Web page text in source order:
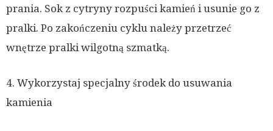
prania. Sok z cytryny rozpuści kamień i usunie go z
pralki. Po zakończeniu cyklu należy przetrzeć
wnętrze pralki wilgotną szmatką.
4. Wykorzystaj specjalny środek do usuwania
kamienia